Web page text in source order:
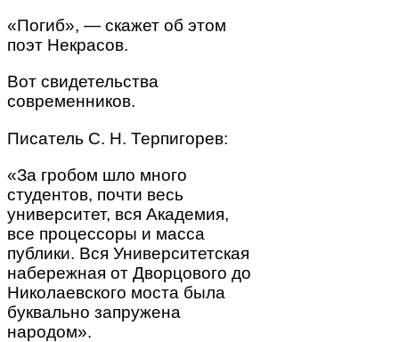
«Погиб», — скажет об этом
поэт Некрасов.
Вот свидетельства
современников.
Писатель С. Н. Терпигорев:
«За гробом шло много
студентов, почти весь
университет, вся Академия,
все процессоры и масса
публики. Вся Университетская
набережная от Дворцового до
Николаевского моста была
буквально запружена
народом».